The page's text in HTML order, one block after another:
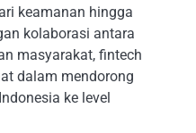
keamanan hingga
kolaborasi antara
masyarakat, fintech
dalam mendorong
ke level